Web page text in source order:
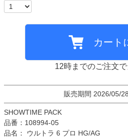
カート
12時までのご注文で
販売期間 2026/05/
SHOWTIME PACK
品番：108994-05
品名： ウルトラ 6 プロ HG/AG